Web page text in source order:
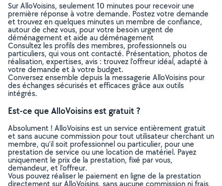
Sur AlloVoisins, seulement 10 minutes pour recevoir une
première réponse à votre demande. Postez votre demande
et trouvez en quelques minutes un membre de confiance,
autour de chez vous, pour votre besoin urgent de
déménagement et aide au déménagement
Consultez les profils des membres, professionnels ou
particuliers, qui vous ont contacté. Présentation, photos de
réalisation, expertises, avis : trouvez l'offreur idéal, adapté à
votre demande et à votre budget.
Conversez ensemble depuis la messagerie AlloVoisins pour
des échanges sécurisés et efficaces grâce aux outils
intégrés.
Est-ce que AlloVoisins est gratuit ?
Absolument ! AlloVoisins est un service entièrement gratuit
et sans aucune commission pour tout utilisateur cherchant un
membre, qu’il soit professionnel ou particulier, pour une
prestation de service ou une location de matériel. Payez
uniquement le prix de la prestation, fixé par vous,
demandeur, et l’offreur.
Vous pouvez réaliser le paiement en ligne de la prestation
directement sur AlloVoisins, sans aucune commission ni frais